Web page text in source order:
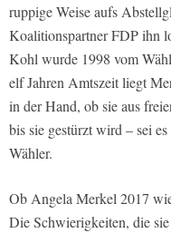
ruppige Weise aufs
Koalitionspartner FDP ihn
Kohl wurde 1998 vom
elf Jahren Amtszeit liegt
in der Hand, ob sie aus
bis sie gestürzt wird – sei
Wähler.
Ob Angela Merkel 2017
Die Schwierigkeiten, die